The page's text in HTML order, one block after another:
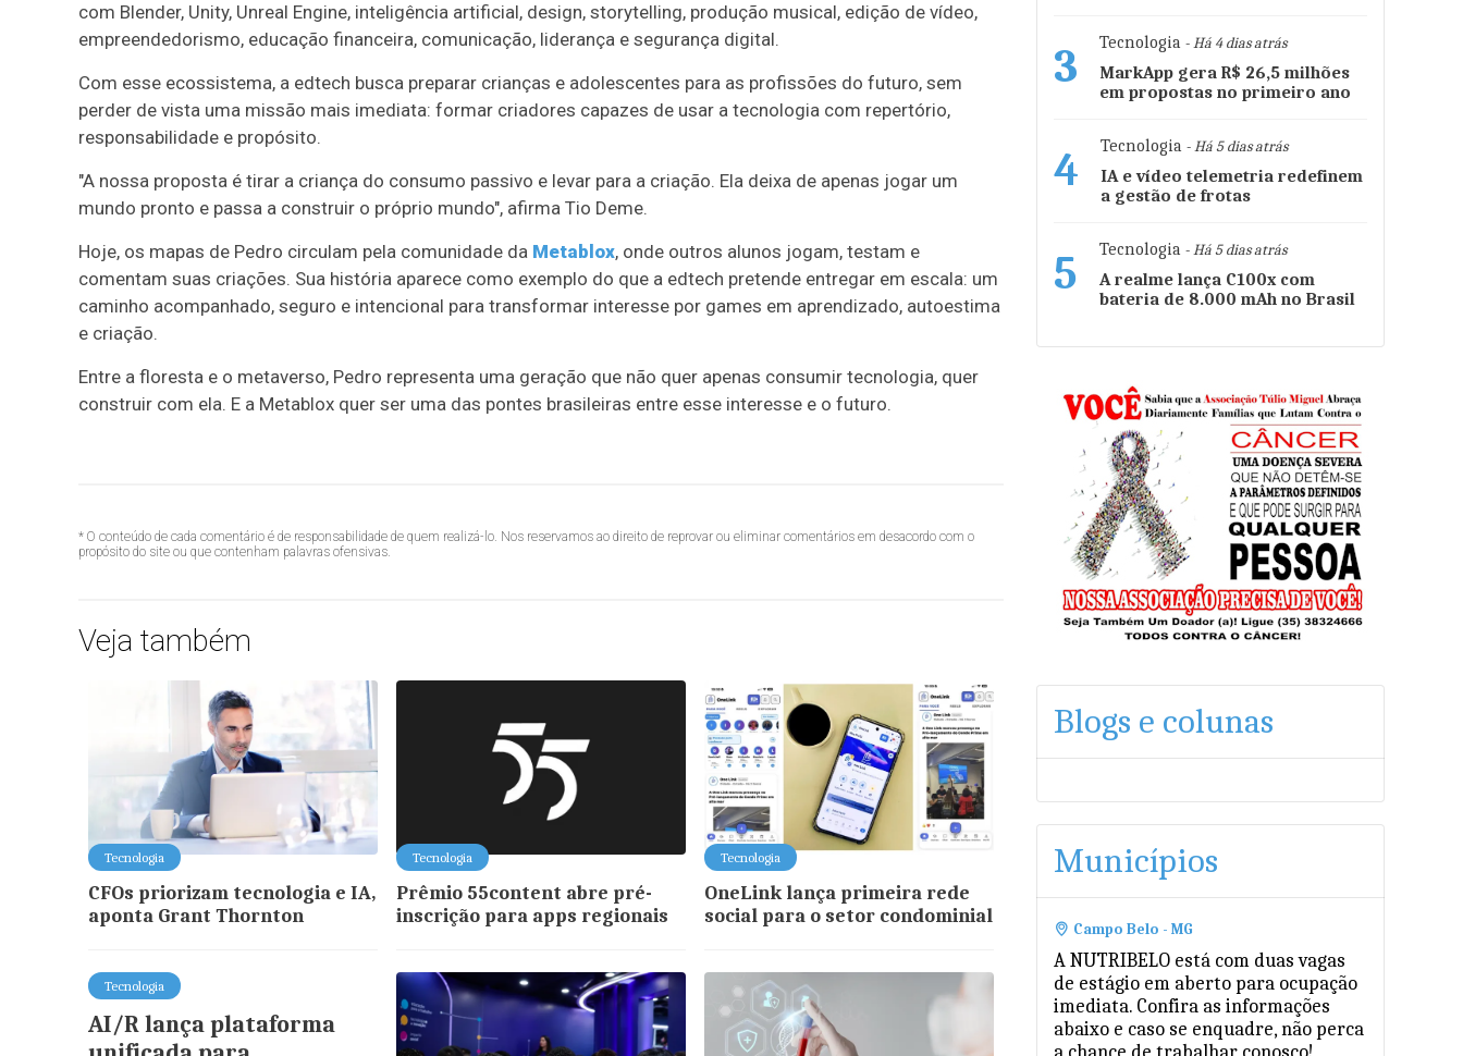
com Blender, Unity, Unreal Engine, inteligência artificial, design, storytelling, produção musical, edição de vídeo,
empreendedorismo, educação financeira, comunicação, liderança e segurança digital.
Com esse ecossistema, a edtech busca preparar crianças e adolescentes para as profissões do futuro, sem
perder de vista uma missão mais imediata: formar criadores capazes de usar a tecnologia com repertório,
responsabilidade e propósito.
"A nossa proposta é tirar a criança do consumo passivo e levar para a criação. Ela deixa de apenas jogar um
mundo pronto e passa a construir o próprio mundo", afirma Tio Deme.
Hoje, os mapas de Pedro circulam pela comunidade da Metablox, onde outros alunos jogam, testam e
comentam suas criações. Sua história aparece como exemplo do que a edtech pretende entregar em escala: um
caminho acompanhado, seguro e intencional para transformar interesse por games em aprendizado, autoestima
e criação.
Entre a floresta e o metaverso, Pedro representa uma geração que não quer apenas consumir tecnologia, quer
construir com ela. E a Metablox quer ser uma das pontes brasileiras entre esse interesse e o futuro.
* O conteúdo de cada comentário é de responsabilidade de quem realizá-lo. Nos reservamos ao direito de reprovar ou eliminar comentários em desacordo com o
propósito do site ou que contenham palavras ofensivas.
Veja também
Tecnologia
CFOs priorizam tecnologia e IA,
aponta Grant Thornton
Tecnologia
Prêmio 55content abre pré-
inscrição para apps regionais
Tecnologia
OneLink lança primeira rede
social para o setor condominial
Tecnologia
AI/R lança plataforma
3 Tecnologia - Há 4 dias atrás
MarkApp gera R$ 26,5 milhões
em propostas no primeiro ano
4 Tecnologia - Há 5 dias atrás
IA e vídeo telemetria redefinem
a gestão de frotas
5 Tecnologia - Há 5 dias atrás
A realme lança C100x com
bateria de 8.000 mAh no Brasil
Blogs e colunas
Municípios
Campo Belo - MG
A NUTRIBELO está com duas vagas
de estágio em aberto para ocupação
imediata. Confira as informações
abaixo e caso se enquadre, não perca